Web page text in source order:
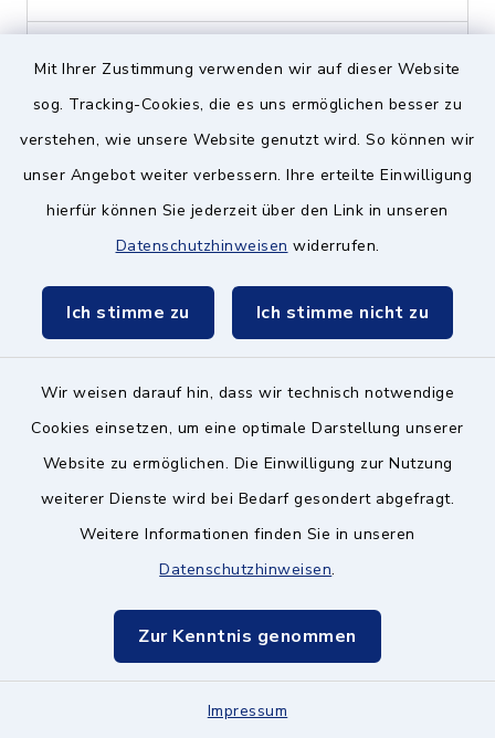
Mit Ihrer Zustimmung verwenden wir auf dieser Website
sog. Tracking-Cookies, die es uns ermöglichen besser zu
verstehen, wie unsere Website genutzt wird. So können wir
unser Angebot weiter verbessern. Ihre erteilte Einwilligung
hierfür können Sie jederzeit über den Link in unseren
Datenschutzhinweisen widerrufen.
Ich stimme zu Ich stimme nicht zu
Wir weisen darauf hin, dass wir technisch notwendige
Cookies einsetzen, um eine optimale Darstellung unserer
Website zu ermöglichen. Die Einwilligung zur Nutzung
weiterer Dienste wird bei Bedarf gesondert abgefragt.
Weitere Informationen finden Sie in unseren
Datenschutzhinweisen.
Zur Kenntnis genommen
Impressum
Caritas Zentrum
Ramersdorf-Perlach-
Ottobrunn
089 608520–10
fwz-
ottobrunn@caritasmuenchen.de
Caritas-Zentrum
München Ost / Land
Migrationsberatung
Lüdersstraße 10, 81737